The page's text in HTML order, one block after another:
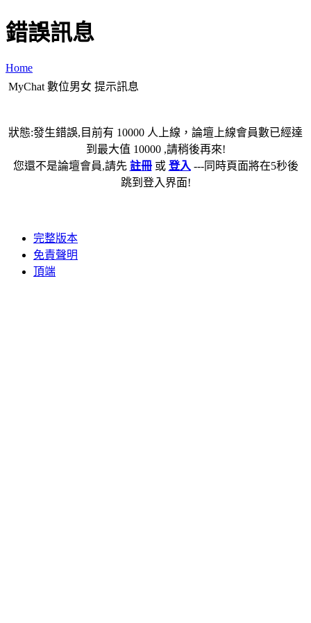
錯誤訊息
Home
MyChat 數位男女 提示訊息
狀態:發生錯誤,目前有 10000 人上線，論壇上線會員數已經達
到最大值 10000 ,請稍後再來!
您還不是論壇會員,請先 註冊或 登入 ---同時頁面將在5秒後
跳到登入界面!
完整版本
免責聲明
頂端